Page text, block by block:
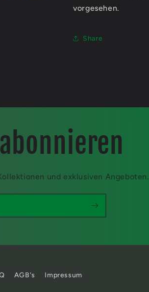
vorgesehen.
Share
und exklusiven Angeboten.
AGB's Impressum